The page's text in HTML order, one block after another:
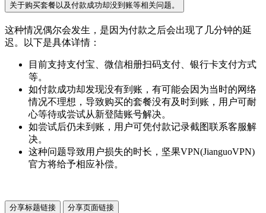
关于购买套餐以及付款成功却没到账等相关问题。
这种情况偶尔会发生，是因为付款之后会出现了几分钟的延
迟。以下是具体详情：
目前支持支付宝、微信相册扫码支付、银行卡支付方式
等。
如付款成功却发现没有到账，有可能会因为当时的网络
情况不理想，导致购买的套餐没有及时到账，用户可耐
心等待或尝试从新登陆账号解决。
如尝试后仍未到账，用户可凭付款记录截图联系客服解
决。
这种问题导致用户损失的时长，坚果VPN(JianguoVPN)
官方将给予相应补偿。
分享标题链接 分享页面链接